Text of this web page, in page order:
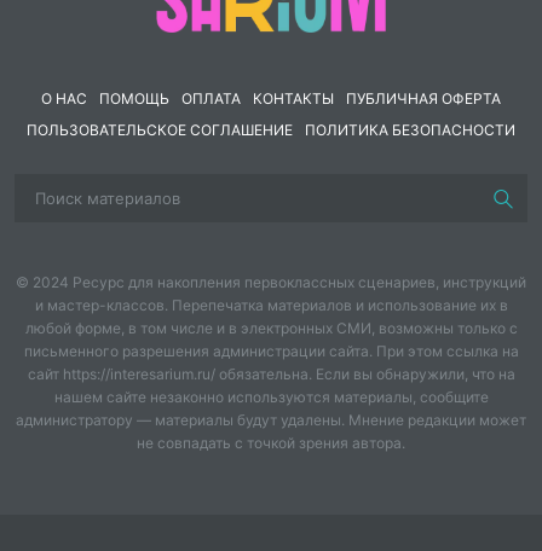
О НАС ПОМОЩЬ ОПЛАТА КОНТАКТЫ
ПУБЛИЧНАЯ ОФЕРТА
ПОЛЬЗОВАТЕЛЬСКОЕ СОГЛАШЕНИЕ
ПОЛИТИКА БЕЗОПАСНОСТИ
© 2024 Ресурс для накопления первоклассных сценариев, инструкций
и мастер-классов. Перепечатка материалов и использование их в
любой форме, в том числе и в электронных СМИ, возможны только с
письменного разрешения администрации сайта. При этом ссылка на
сайт https://interesarium.ru/ обязательна. Если вы обнаружили, что на
нашем сайте незаконно используются материалы, сообщите
администратору — материалы будут удалены. Мнение редакции может
не совпадать с точкой зрения автора.